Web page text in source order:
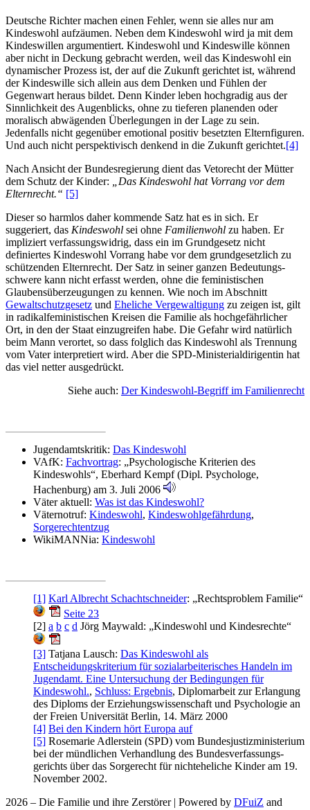
Deutsche Richter machen einen Fehler, wenn sie alles nur am
Kindeswohl aufzäumen. Neben dem Kindeswohl wird ja mit dem
Kindes­willen argumentiert. Kindeswohl und Kindeswille können
aber nicht in Deckung gebracht werden, weil das Kindeswohl ein
dynamischer Prozess ist, der auf die Zukunft gerichtet ist, während
der Kindeswille sich allein aus dem Denken und Fühlen der
Gegenwart heraus bildet. Denn Kinder leben hoch­gradig aus der
Sinnlichkeit des Augenblicks, ohne zu tieferen planenden oder
moralisch abwägenden Überlegungen in der Lage zu sein.
Jedenfalls nicht gegenüber emotional positiv besetzten Eltern­figuren.
Und auch nicht perspektivisch denkend in die Zukunft gerichtet.[4]
Nach Ansicht der Bundes­regierung dient das Vetorecht der Mütter
dem Schutz der Kinder:
„Das Kindeswohl hat Vorrang vor dem
Elternrecht.“ [5]
Dieser so harmlos daher kommende Satz hat es in sich. Er
suggeriert, das Kindeswohl sei ohne Familienwohl zu haben. Er
impliziert verfassungs­widrig, dass ein im Grundgesetz nicht
definiertes Kindeswohl Vorrang habe vor dem grund­gesetz­lich zu
schützenden Elternrecht. Der Satz in seiner ganzen Bedeutungs­
schwere kann nicht erfasst werden, ohne die feministischen
Glaubensüberzeugungen zu kennen. Wie noch im Abschnitt
Gewalt­schutz­gesetz und Eheliche Vergewaltigung zu zeigen ist, gilt
in radikal­feministischen Kreisen die Familie als hochgefährlicher
Ort, in den der Staat einzugreifen habe. Die Gefahr wird natürlich
beim Mann verortet, so dass folglich das Kindeswohl als Trennung
vom Vater interpretiert wird. Aber die SPD-Ministerial­dirigentin hat
das viel netter ausgedrückt.
Siehe auch: Der Kindeswohl-Begriff im Familienrecht
Jugendamtskritik: Das Kindeswohl
VAfK: Fachvortrag: „Psychologische Kriterien des
Kindeswohls“, Eberhard Kempf (Dipl. Psychologe,
Hachenburg) am 3. Juli 2006
Väter aktuell: Was ist das Kindeswohl?
Väternotruf: Kindeswohl, Kindes­wohl­gefährdung,
Sorgerechtentzug
WikiMANNia: Kindeswohl
[1] Karl Albrecht Schachtschneider: „Rechtsproblem Familie“
Seite 23
[2] a b c d Jörg Maywald: „Kindeswohl und Kindesrechte“
[3] Tatjana Lausch: Das Kindeswohl als
Entscheidungskriterium für sozialarbeiterisches Handeln im
Jugendamt. Eine Untersuchung der Bedingungen für
Kindeswohl., Schluss: Ergebnis, Diplomarbeit zur Erlangung
des Diploms der Erziehungswissenschaft und Psychologie an
der Freien Universität Berlin, 14. März 2000
[4] Bei den Kindern hört Europa auf
[5] Rosemarie Adlerstein (SPD) vom Bundes­justiz­ministerium
bei der mündlichen Verhandlung des Bundes­verfassungs­
gerichts über das Sorgerecht für nichteheliche Kinder am 19.
November 2002.
2026 – Die Familie und ihre Zerstörer | Powered by DFuiZ and